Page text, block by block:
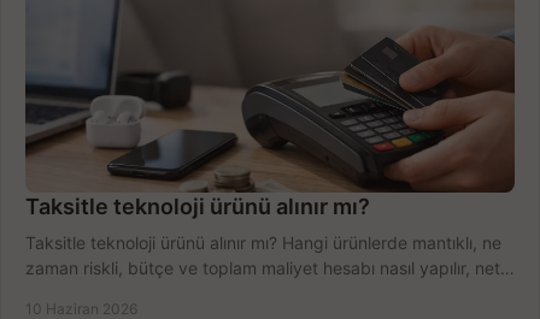
Taksitle teknoloji ürünü alınır mı?
Taksitle teknoloji ürünü alınır mı? Hangi ürünlerde mantıklı, ne
zaman riskli, bütçe ve toplam maliyet hesabı nasıl yapılır, net
10 Haziran 2026